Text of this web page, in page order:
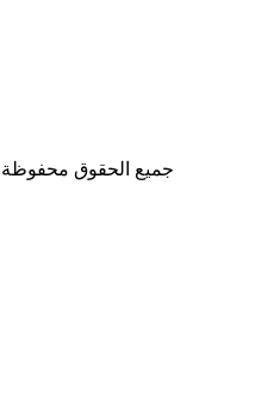
جميع الحقوق محفوظة |